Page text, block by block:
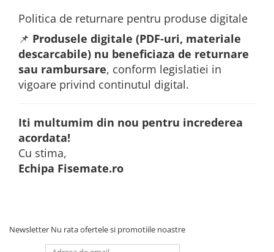
Politica de returnare pentru produse digitale
📌 Produsele digitale (PDF-uri, materiale
descarcabile) nu beneficiaza de returnare
sau rambursare, conform legislatiei in
vigoare privind continutul digital.
Iti multumim din nou pentru increderea
acordata!
Cu stima,
Echipa Fisemate.ro
Newsletter Nu rata ofertele si promotiile noastre